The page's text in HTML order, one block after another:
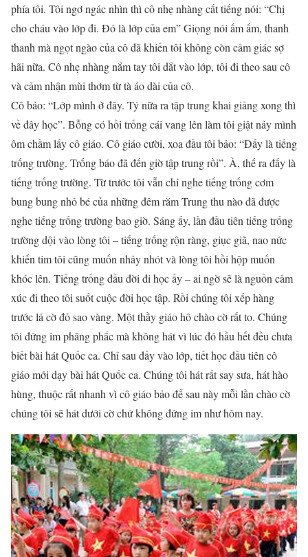
phía tôi. Tôi ngơ ngác nhìn thì cô nhẹ nhàng cất tiếng nói: “Chị
cho cháu vào lớp đi. Đó là lớp của em” Giọng nói ấm ấm, thanh
thanh mà ngọt ngào của cô đã khiến tôi không còn cảm giác sợ
hãi nữa. Cô nhẹ nhàng nắm tay tôi dắt vào lớp, tôi đi theo sau cô
và cảm nhận mùi thơm từ tà áo dài của cô.
Cô bảo: “Lớp mình ở đây. Tý nữa ra tập trung khai giảng xong thì
về đây học”. Bỗng có hồi trống cái vang lên làm tôi giật nảy mình
ôm chầm lấy cô giáo. Cô giáo cười, xoa đầu tôi bảo: “Đấy là tiếng
trống trường. Trống báo đã đến giờ tập trung rồi”. À, thế ra đấy là
tiếng trống trường. Từ trước tôi vẫn chỉ nghe tiếng trống cơm
bung bung nhỏ bé của những đêm rằm Trung thu nào đã được
nghe tiếng trống trường bao giờ. Sáng ấy, lần đầu tiên tiếng trống
trường dội vào lòng tôi – tiếng trống rộn ràng, giục giã, nao nức
khiến tim tôi cũng muốn nhảy nhót và lòng tôi hồi hộp muốn
khóc lên. Tiếng trống đầu đời đi học ấy – ai ngờ sẽ là nguồn cảm
xúc đi theo tôi suốt cuộc đời học tập. Rồi chúng tôi xếp hàng
trước lá cờ đỏ sao vàng. Một thầy giáo hô chào cờ rất to. Chúng
tôi đứng im phăng phắc mà không hát vì lúc đó hầu hết đều chưa
biết bài hát Quốc ca. Chỉ sau đấy vào lớp, tiết học đầu tiên cô
giáo mới dạy bài hát Quốc ca. Chúng tôi hát rất say sưa, hát hào
hùng, thuộc rất nhanh vì cô giáo bảo để sau này mỗi lần chào cờ
chúng tôi sẽ hát dưới cờ chứ không đứng im như hôm nay.